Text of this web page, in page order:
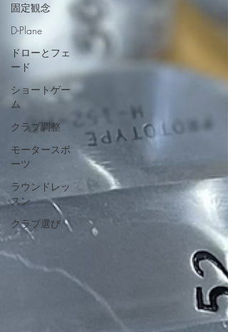
固定観念
D-Plane
ドローとフェ
ード
ショートゲー
ム
クラブ調整
モータースポ
ーツ
ラウンドレッ
スン
クラブ選び